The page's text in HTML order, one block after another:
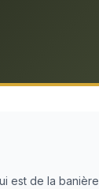
est de la banière